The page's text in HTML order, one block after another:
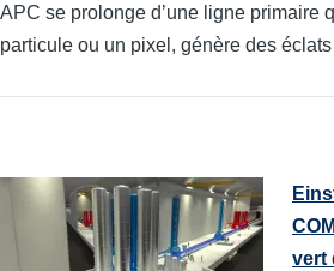
APC se prolonge d’une ligne primaire
particule ou un pixel, génère des éclats
vert